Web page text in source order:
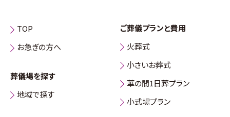
TOP
お急ぎの方へ
葬儀場を探す
地域で探す
ご葬儀プランと費用
火葬式
小さいお葬式
華の間1日葬プラン
小式場プラン